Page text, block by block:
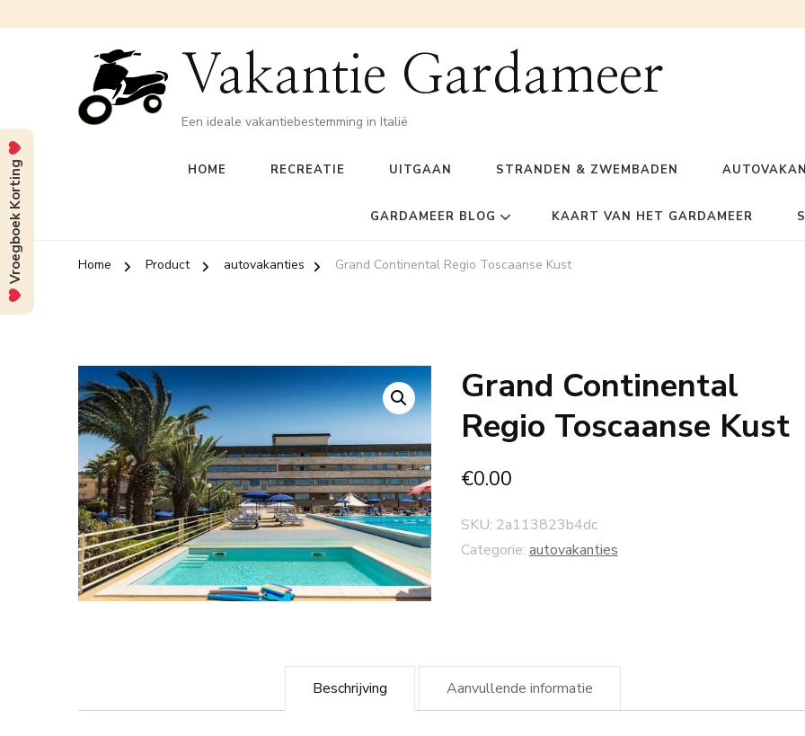
Vakantie Gardameer
Een ideale vakantiebestemming in Italië
HOME RECREATIE UITGAAN STRANDEN & ZWEMBADEN
GARDAMEER BLOG KAART VAN HET GARDAMEER
Home Product autovakanties Grand Continental Regio Toscaanse Kust
Grand Continental
Regio Toscaanse Kust
€0.00
SKU: 2a113823b4dc
Categorie: autovakanties
Beschrijving Aanvullende informatie
Vroegboek Korting